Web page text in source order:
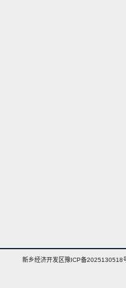
新乡经济开发区豫ICP备2025130518